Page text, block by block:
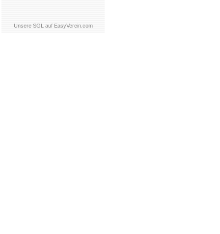
Unsere SGL auf EasyVerein.com